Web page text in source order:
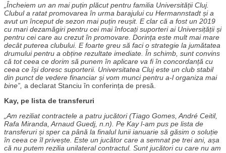
„Încheiem un an mai puțin plăcut pentru familia Universității Cluj.
Clubul a ratat promovarea în urma barajului cu Hermannstadt și a
avut un început de sezon mai puțin reușit. E clar că a fost un 2019
cu mari dezamăgiri pentru cei mai înfocați suporteri ai Universițății și
pentru cei care au crezut în promovare. Dorința este mult mai mare
decât puterea clubului. E foarte greu să faci o strategie la jumătatea
drumului pentru a obține rezultate imediate. În schimb, sunt convins
că tot ceea ce dorim să punem în aplicare va fi în concordanță cu
ceea ce își doresc suporterii. Universitatea Cluj este un club stabil
din punct de vedere financiar și vom munci pentru a-l organiza mai
bine”, a declarat Stanciu în conferința de presă.
Kay, pe lista de transferuri
„Am reziliat contractele a patru jucători (Tiago Gomes, André Ceitil,
Rafa Miranda, Arnaud Guedj, n.n). Pe Kay l-am pus pe lista de
transferuri și sper ca până la finalul lunii ianuarie să găsim o soluție
în ceea ce îl privește. Este un jucător care a semnat pe trei ani, așa
că nu putem rezilia unilateral contractul. Sunt jucători cu care nu am